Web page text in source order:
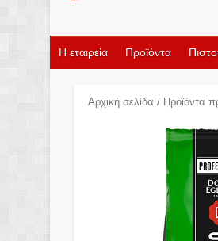
Η εταιρεία Προϊόντα
Αρχική σελίδα / Προϊόντα